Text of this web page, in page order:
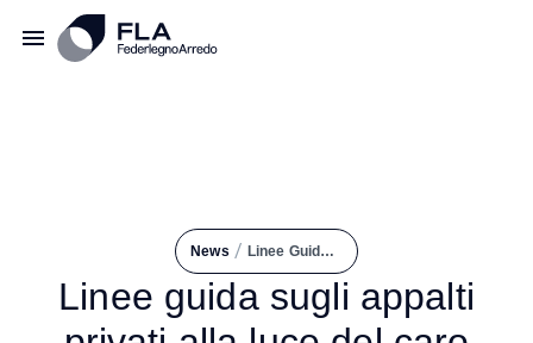
News / Linee Guida Sugli Appalti Privati Alla Luce del Caro Materiali
Linee guida sugli appalti